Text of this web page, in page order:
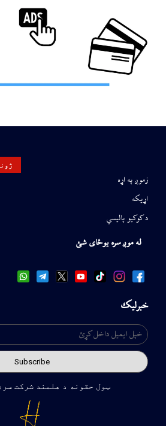
زموږ په اړه
اړیکه
د کوکیو پالیسي
له موږ سره یوځای شئ
خبرلیک
ټول حقونه د هلمند شرکت